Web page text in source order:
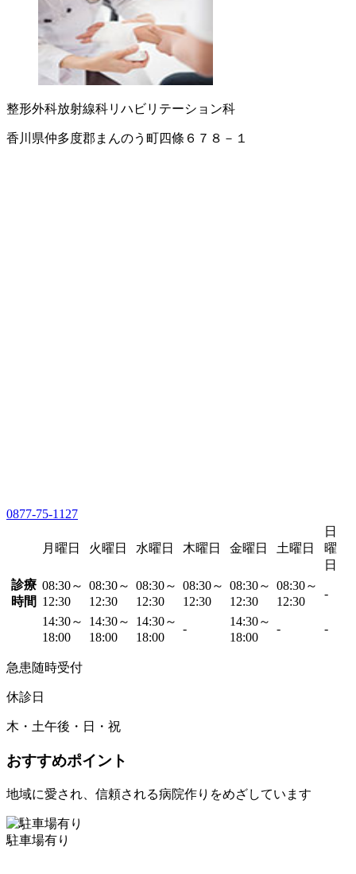
整形外科放射線科リハビリテーション科
香川県仲多度郡まんのう町四條６７８－１
0877-75-1127
月曜日 火曜日 水曜日 木曜日 金曜日 土曜日
日
曜
日
診療
時間
08:30～
12:30
08:30～
12:30
08:30～
12:30
08:30～
12:30
08:30～
12:30
08:30～
12:30
-
14:30～
18:00
14:30～
18:00
14:30～
18:00
-
14:30～
18:00
- -
急患随時受付
休診日
木・土午後・日・祝
おすすめポイント
地域に愛され、信頼される病院作りをめざしています
駐車場有り